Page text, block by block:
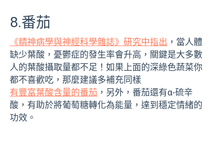
8.番茄
《精神病學與神經科學雜誌》研究中指出 ，當人體
缺少葉酸，憂鬱症的發生率會升高，關鍵是大多數
人的葉酸攝取量都不足！如果上面的深綠色蔬菜你
都不喜歡吃，那麼建議多補充同樣
有豐富葉酸含量的番茄 ，另外，番茄還有α-硫辛
酸，有助於將葡萄糖轉化為能量，達到穩定情緒的
功效。